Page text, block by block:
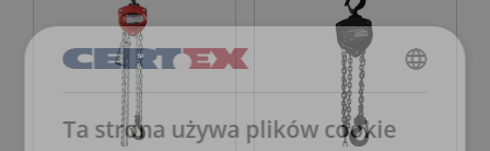
POLISH
ENGLISH TRANSLATION
Ta strona używa plików cookie